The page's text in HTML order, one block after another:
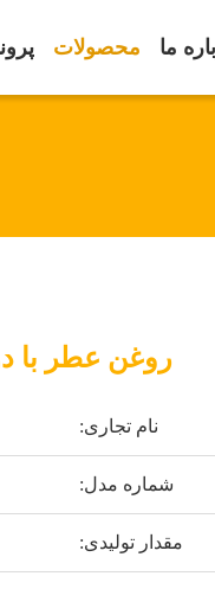
ما محصولات
روغن عطر با
نام تجاری:
شماره مدل:
مقدار تولیدی: